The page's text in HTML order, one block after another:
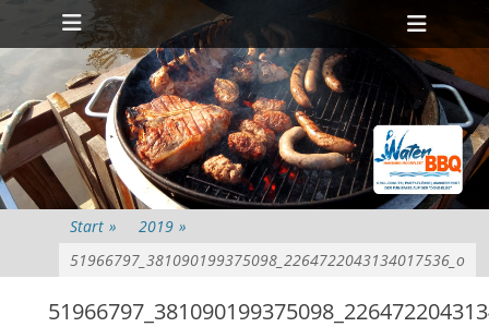
Primäres Menü
Zum
Inhalt
springen
Start » 2019 »
51966797_381090199375098_2264722043134017536_o